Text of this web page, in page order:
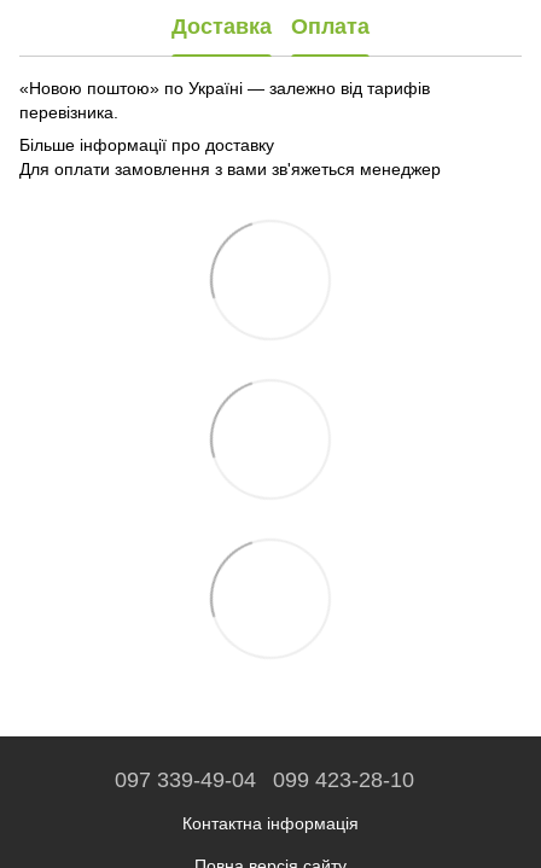
Доставка Оплата
«Новою поштою» по Україні — залежно від тарифів
перевізника.
Більше інформації про доставку
Для оплати замовлення з вами зв'яжеться менеджер
097 339-49-04 099 423-28-10
Контактна інформація